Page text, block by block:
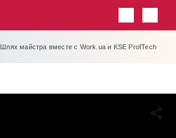
Шлях майстра вместе с Work.ua и KSE ProfTech